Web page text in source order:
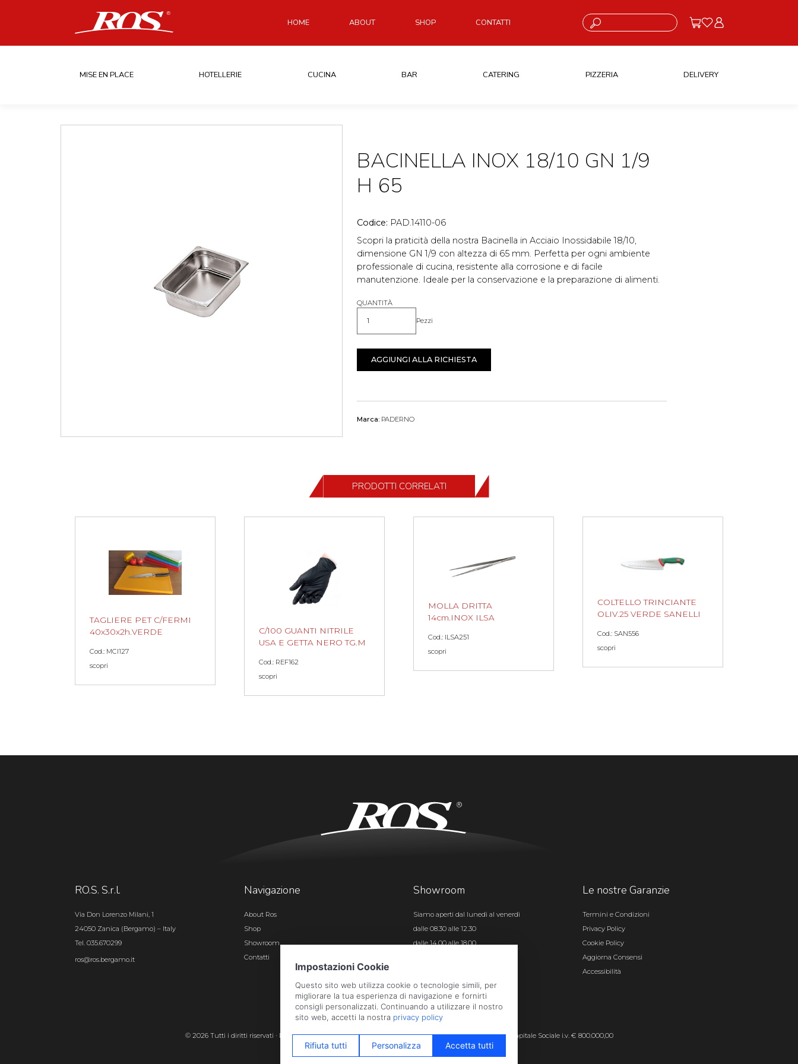
HOME ABOUT SHOP CONTATTI Cosa stai cercando?
MISE EN PLACE HOTELLERIE CUCINA BAR CATERING PIZZERIA DELIVERY
BACINELLA INOX 18/10 GN 1/9
H 65
Codice: PAD.14110-06
Scopri la praticità della nostra Bacinella in Acciaio Inossidabile 18/10,
dimensione GN 1/9 con altezza di 65 mm. Perfetta per ogni ambiente
professionale di cucina, resistente alla corrosione e di facile
manutenzione. Ideale per la conservazione e la preparazione di alimenti.
QUANTITÀ
Quantità Pezzi
AGGIUNGI ALLA RICHIESTA
Marca: PADERNO
PRODOTTI CORRELATI
TAGLIERE PET C/FERMI
40x30x2h.VERDE
Cod.: MCI127
scopri
C/100 GUANTI NITRILE
USA E GETTA NERO TG.M
Cod.: REF162
scopri
MOLLA DRITTA
14cm.INOX ILSA
Cod.: ILSA251
scopri
COLTELLO TRINCIANTE
OLIV.25 VERDE SANELLI
Cod.: SAN556
scopri
RO.S. S.r.l.
Via Don Lorenzo Milani, 1
24050 Zanica (Bergamo) – Italy
Tel. 035.670299
ros@ros.bergamo.it
Navigazione
About Ros
Shop
Showroom
Contatti
Showroom
Siamo aperti dal lunedì al venerdì
dalle 08.30 alle 12.30
dalle 14.00 alle 18.00
Le nostre Garanzie
Termini e Condizioni
Privacy Policy
Cookie Policy
Aggiorna Consensi
Accessibilità
© 2026 Tutti i diritti riservati · P.iva e c.f. 01496180165 · Iscr. registro imprese di Bergamo n. 01496180165 · Capitale Sociale i.v. € 800.000,00